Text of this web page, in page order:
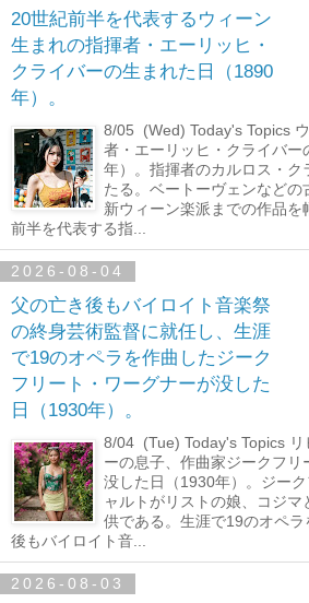
20世紀前半を代表するウィーン
生まれの指揮者・エーリッヒ・
クライバーの生まれた日（1890
年）。
8/05 (Wed) Today's Topics
者・エーリッヒ・クライバ
年）。指揮者のカルロス・ク
たる。ベートーヴェンなどの
新ウィーン楽派までの作品
前半を代表する指...
2026-08-04
父の亡き後もバイロイト音楽祭
の終身芸術監督に就任し、生涯
で19のオペラを作曲したジーク
フリート・ワーグナーが没した
日（1930年）。
8/04 (Tue) Today's Topics リ
ーの息子、作曲家ジークフリ
没した日（1930年）。ジー
ャルトがリストの娘、コジ
供である。生涯で19のオペラ
後もバイロイト音...
2026-08-03